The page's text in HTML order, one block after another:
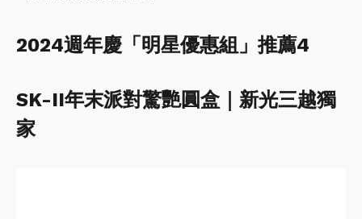
2024週年慶「明星優惠組」推薦4
SK-II年末派對驚艷圓盒｜新光三越獨
家